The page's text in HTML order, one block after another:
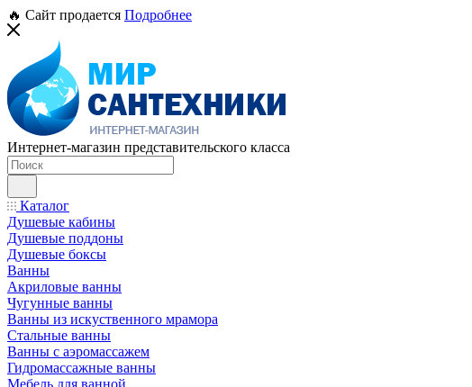
🔥 Сайт продается Подробнее
Интернет-магазин представительского класса
Каталог
Душевые кабины
Душевые поддоны
Душевые боксы
Ванны
Акриловые ванны
Чугунные ванны
Ванны из искуственного мрамора
Стальные ванны
Ванны с аэромассажем
Гидромассажные ванны
Мебель для ванной